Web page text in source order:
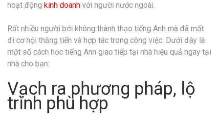
hoạt động kinh doanh với người nước ngoài.
Rất nhiều người bởi không thành thạo tiếng Anh mà đã mất
đi cơ hội thăng tiến và hợp tác trong công việc. Dưới đây là
một số cách học tiếng Anh giao tiếp tại nhà hiệu quả ngay tại
nhà cho bạn:
Vạch ra phương pháp, lộ
trình phù hợp